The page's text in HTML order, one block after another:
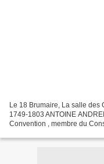
Le 18 Brumaire, La salle des
1749-1803 ANTOINE
Convention , membre du